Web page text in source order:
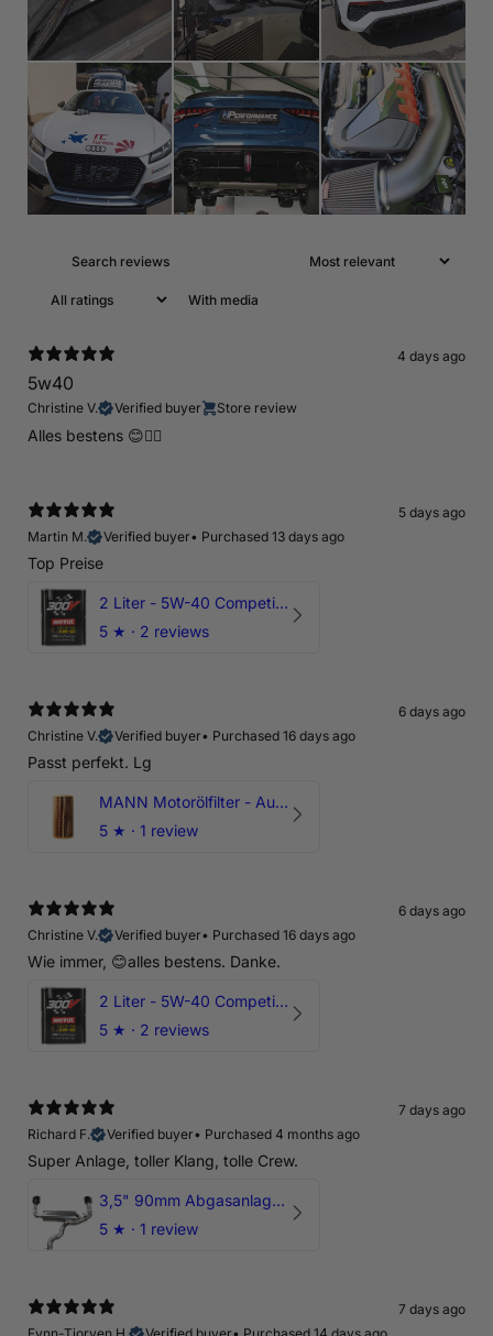
With media
4 days ago
5w40
Christine V. Verified buyer Store review
Alles bestens 😊👍🏻
5 days ago
Martin M.
Verified buyer• Purchased 13 days ago
Top Preise
2 Liter - 5W-40 Competition 300V Motul Motoröl
5 ★ · 2 reviews
6 days ago
Christine V.
Verified buyer• Purchased 16 days ago
Passt perfekt. Lg
MANN Motorölfilter - Audi RS3 TTRS RSQ3 VZ5 - DAZ DNW
5 ★ · 1 review
6 days ago
Christine V.
Verified buyer• Purchased 16 days ago
Wie immer, 😊alles bestens. Danke.
2 Liter - 5W-40 Competition 300V Motul Motoröl
5 ★ · 2 reviews
7 days ago
Richard F.
Verified buyer• Purchased 4 months ago
Super Anlage, toller Klang, tolle Crew.
3,5" 90mm Abgasanlage AUDI RSQ3 DNWA 2.5 TFSI
5 ★ · 1 review
7 days ago